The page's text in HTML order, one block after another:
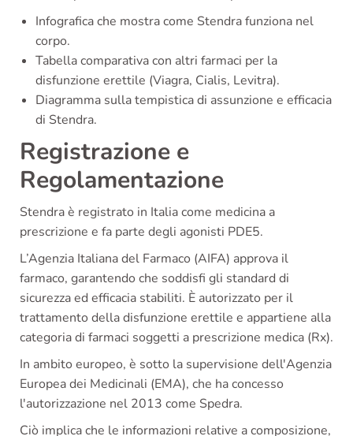
Infografica che mostra come Stendra funziona nel
corpo.
Tabella comparativa con altri farmaci per la
disfunzione erettile (Viagra, Cialis, Levitra).
Diagramma sulla tempistica di assunzione e efficacia
di Stendra.
Registrazione e
Regolamentazione
Stendra è registrato in Italia come medicina a
prescrizione e fa parte degli agonisti PDE5.
L’Agenzia Italiana del Farmaco (AIFA) approva il
farmaco, garantendo che soddisfi gli standard di
sicurezza ed efficacia stabiliti. È autorizzato per il
trattamento della disfunzione erettile e appartiene alla
categoria di farmaci soggetti a prescrizione medica (Rx).
In ambito europeo, è sotto la supervisione dell'Agenzia
Europea dei Medicinali (EMA), che ha concesso
l'autorizzazione nel 2013 come Spedra.
Ciò implica che le informazioni relative a composizione,